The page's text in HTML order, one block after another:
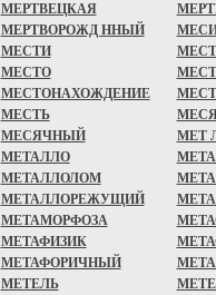
МЕРТВЕЦКАЯ
МЕРТВОРОЖД ННЫЙ
МЕСТИ
МЕСТО
МЕСТОНАХОЖДЕНИЕ
МЕСТЬ
МЕСЯЧНЫЙ
МЕТ
МЕТАЛЛО
МЕТАЛЛОЛОМ
МЕТАЛЛОРЕЖУЩИЙ
МЕТАМОРФОЗА
МЕТАФИЗИК
МЕТАФОРИЧНЫЙ
МЕТЕЛЬ